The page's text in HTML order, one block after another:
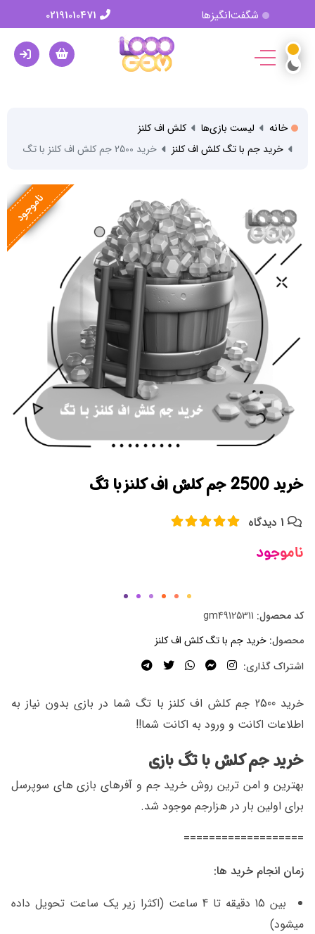
شگفت‌انگیزها
خانه لیست بازی‌ها
کلش اف کلنز
خرید جم با تگ کلش اف کلنز
خرید 2500 جم کلش اف کلنز با تگ
ناموجود
خرید 2500 جم کلش اف کلنز با تگ
ناموجود
کد محصول:
محصول: خرید جم با تگ کلش اف کلنز
اشتراک گذاری:
خرید 2500 جم کلش اف کلنز با تگ شما در بازی بدون نیاز به
اطلاعات اکانت و ورود به اکانت شما!!
خرید جم کلش با تگ بازی
بهترین و امن ترین روش خرید جم و آفرهای بازی های سوپرسل
برای اولین بار در هزارجم موجود شد.
===================
زمان انجام خرید ها:
بین 15 دقیقه تا 4 ساعت (اکثرا زیر یک ساعت تحویل داده
میشود)